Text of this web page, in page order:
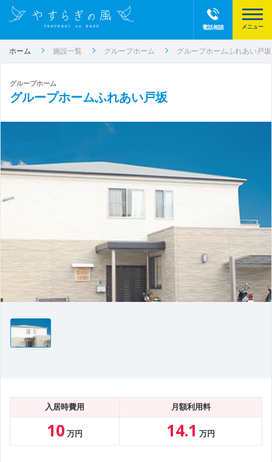
電話相談
ホーム 施設一覧 グループホーム グループホームふれあい戸坂
グループホーム
グループホームふれあい戸坂
入居時費用 月額利用料
10 万円 14.1 万円